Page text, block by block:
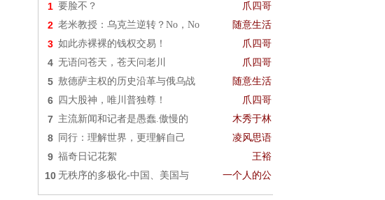
1 要脸不？ 爪四哥
2 老米教授：乌克兰逆转？No，No 随意生活
3 如此赤裸裸的钱权交易！ 爪四哥
4 无语问苍天，苍天问老川 爪四哥
5 敖德萨主权的历史沿革与俄乌战 随意生活
6 四大股神，唯川普独尊！ 爪四哥
7 主流新闻和记者是愚蠢.傲慢的 木秀于林
8 同行：理解世界，更理解自己 凌风思语
9 福奇日记花絮 王裕
10 无秩序的多极化-中国、美国与 一个人的公